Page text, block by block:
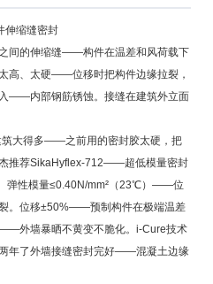
缩缝密封
间的伸缩缝——构件在温差和风荷载下
高、太硬——位移时把构件边缘拉裂，
——内部钢筋锈蚀。接缝在建筑外立面
筑大得多——之前用的密封胶太硬，把
推荐SikaHyflex-712——超低模量密封
弹性模量≤0.40N/mm²（23℃）——位
。位移±50%——预制构件在极端温差
外墙暴晒不黄变不脆化。i-Cure技术
年了外墙接缝密封完好——混凝土边缘